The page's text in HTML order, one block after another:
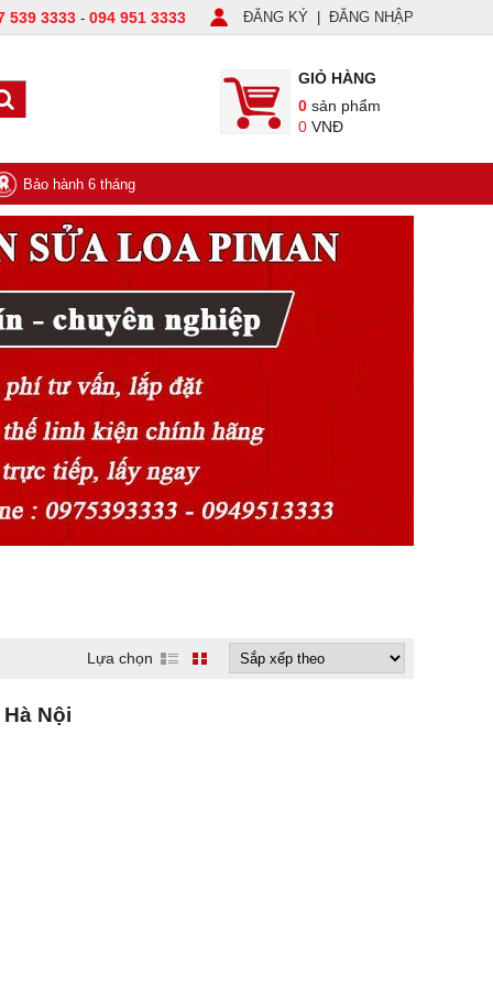
539 3333 - 094 951 3333 ĐĂNG KÝ ĐĂNG NHẬP
GIỎ HÀNG
0 sản phẩm
0 VNĐ
Bảo hành 6 tháng
Lựa chọn
Nội